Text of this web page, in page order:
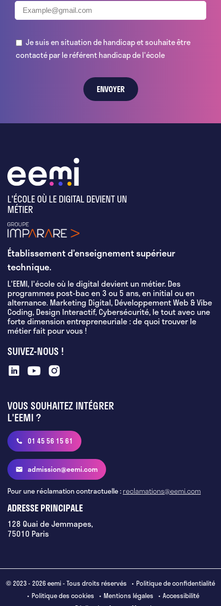
Je suis en situation de handicap et souhaite être
contacté par le référent handicap de l'école
ENVOYER
L'ÉCOLE OÙ LE DIGITAL DEVIENT UN
MÉTIER
Établissement d’enseignement supérieur
technique.
L'EEMI, l'école où le digital devient un métier. Des
programmes post-bac en 3 ou 5 ans, en initial ou en
alternance. Marketing Digital, Développement Web & Vibe
Coding, Design Interactif, Cybersécurité, le tout avec une
forte dimension entrepreneuriale : de quoi trouver le
métier fait pour vous !
SUIVEZ-NOUS !
VOUS SOUHAITEZ INTÉGRER
L'EEMI ?
01 45 56 15 61
admission@eemi.com
Pour une réclamation contractuelle :reclamations@eemi.com
ADRESSE PRINCIPALE
128 Quai de Jemmapes,
75010 Paris
© 2023 - 2026 eemi - Tous droits réservés
Politique de confidentialité
Politique des cookies
Mentions légales
Accessibilité